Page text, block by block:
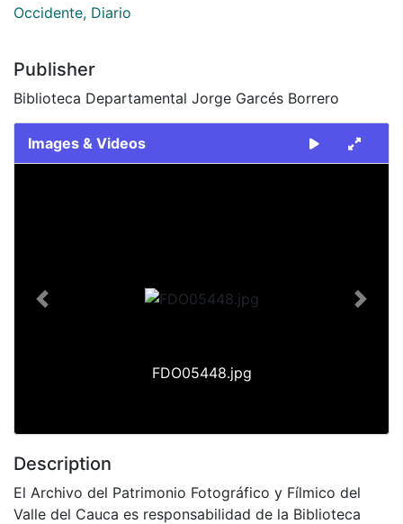
Occidente, Diario
Publisher
Biblioteca Departamental Jorge Garcés Borrero
Images & Videos
FDO05448.jpg
Previous Next
Description
El Archivo del Patrimonio Fotográfico y Fílmico del
Valle del Cauca es responsabilidad de la Biblioteca